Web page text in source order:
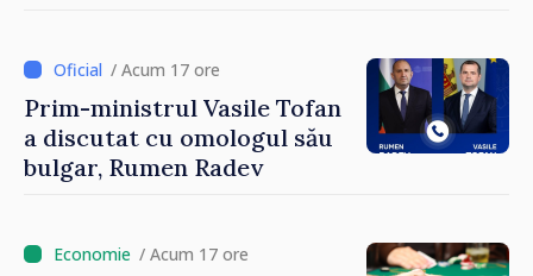
/ Acum 17 ore
Prim-ministrul Vasile Tofan
a discutat cu omologul său
bulgar, Rumen Radev
/ Acum 17 ore